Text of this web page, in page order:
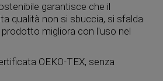
garantisce che il
qualità non si sbuccia, si sfalda
prodotto migliora con l'uso nel
OEKO-TEX, senza